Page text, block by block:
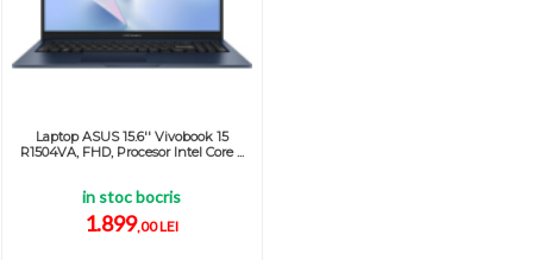
Laptop ASUS 15.6'' Vivobook 15
R1504VA, FHD, Procesor Intel Core ...
in stoc bocris
1.899,00 LEI